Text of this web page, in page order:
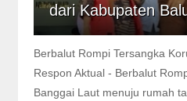
dari Kabupaten
Berbalut Rompi Tersangka
Respon Aktual - Berbalut
Banggai Laut menuju rumah